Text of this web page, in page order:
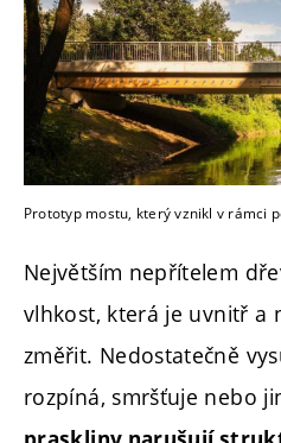
Prototyp mostu, který vznikl v rámci
Největším nepřítelem
vlhkost, která je uvnitř a
změřit. Nedostatečně
rozpíná, smršťuje nebo